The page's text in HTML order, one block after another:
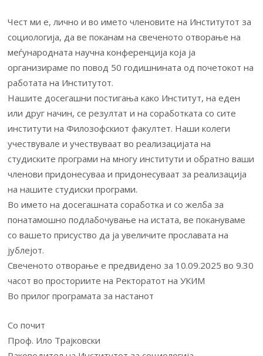
Чест ми е, лично и во името членовите на Институтот за
социологија, да ве поканам на свеченото отворање на
меѓународната научна конференција која ја
организираме по повод 50 годишнината од почетокот на
работата на Институтот.
Нашите досегашни постигања како Институт, на еден
или друг начин, се резултат и на соработката со сите
институти на Филозофскиот факултет. Наши колеги
учествувале и учествуваат во реализацијата на
студиските програми на многу институти и обратно ваши
членови придонесуваа и придонесуваат за реализација
на нашите студиски програми.
Во името на досегашната соработка и со желба за
понатамошно подлабочување на истата, ве покануваме
со вашето присуство да ја увеличите прославата на
јублејот.
Свеченото отворање е предвидено за 10.09.2025 во 9.30
часот во просториите на Ректоратот на УКИМ
Во прилог програмата за настанот
Со почит
Проф. Ило Трајковски